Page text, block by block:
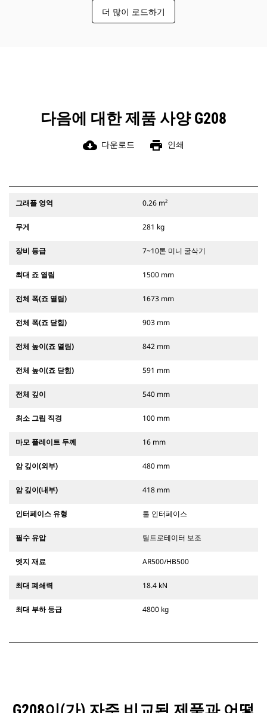
더 많이 로드하기
다음에 대한 제품 사양 G208
cloud_download 다운로드 print 인쇄
그래플 영역 0.26 m²
무게 281 kg
장비 등급 7~10톤 미니 굴삭기
최대 죠 열림 1500 mm
전체 폭(죠 열림) 1673 mm
전체 폭(죠 닫힘) 903 mm
전체 높이(죠 열림) 842 mm
전체 높이(죠 닫힘) 591 mm
전체 깊이 540 mm
최소 그립 직경 100 mm
마모 플레이트 두께 16 mm
암 깊이(외부) 480 mm
암 깊이(내부) 418 mm
인터페이스 유형 툴 인터페이스
필수 유압 틸트로테이터 보조
엣지 재료 AR500/HB500
최대 폐쇄력 18.4 kN
최대 부하 등급 4800 kg